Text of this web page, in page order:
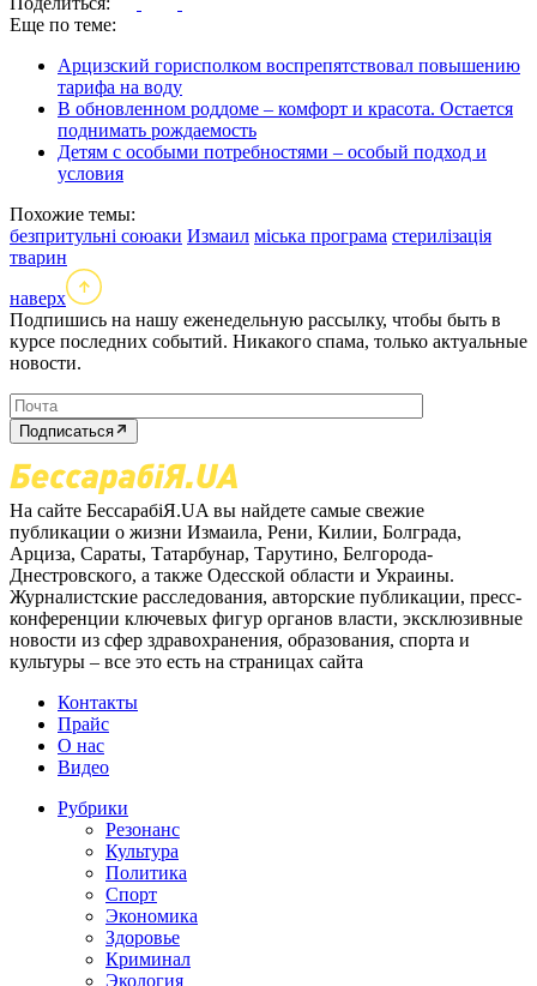
Еще по теме:
Арцизский горисполком воспрепятствовал повышению
тарифа на воду
В обновленном роддоме – комфорт и красота. Остается
поднимать рождаемость
Детям с особыми потребностями – особый подход и
условия
Похожие темы:
безпритульні союаки Измаил міська програма стерилізація
тварин
наверх
Подпишись на нашу еженедельную рассылку, чтобы быть в
курсе последних событий. Никакого спама, только актуальные
новости.
Подписаться
На сайте БессарабіЯ.UA вы найдете самые свежие
публикации о жизни Измаила, Рени, Килии, Болграда,
Арциза, Сараты, Татарбунар, Тарутино, Белгорода-
Днестровского, а также Одесской области и Украины.
Журналистские расследования, авторские публикации, пресс-
конференции ключевых фигур органов власти, эксклюзивные
новости из сфер здравохранения, образования, спорта и
культуры – все это есть на страницах сайта
Контакты
Прайс
О нас
Видео
Рубрики
Резонанс
Культура
Политика
Спорт
Экономика
Здоровье
Криминал
Экология